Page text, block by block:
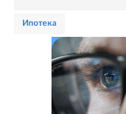
ипотека